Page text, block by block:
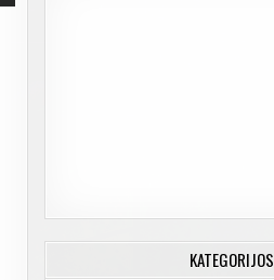
KATEGORIJOS